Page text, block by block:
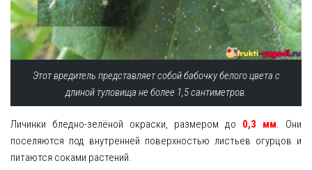
Этот вредитель представляет собой бабочку белого цвета с
длиной туловища не более 1,5 сантиметров.
Личинки бледно-зелёной окраски, размером до 0,3 мм. Они
поселяются под внутренней поверхностью листьев огурцов и
питаются соками растений.